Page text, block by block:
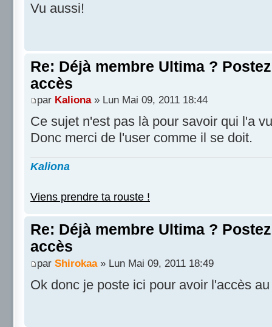
Vu aussi!
Re: Déjà membre Ultima ?
accès
par Kaliona» Lun Mai 09, 2011 18:44
Ce sujet n'est pas là pour savoir qui l'a
Donc merci de l'user comme il se doit.
Kaliona
Viens prendre ta rouste !
Re: Déjà membre Ultima ?
accès
par Shirokaa» Lun Mai 09, 2011 18:49
Ok donc je poste ici pour avoir l'accès